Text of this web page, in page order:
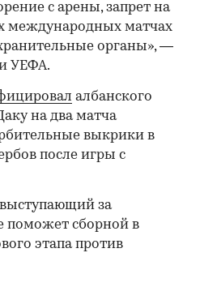
с арены, запрет на
международных матчах
органы», —
УЕФА.
албанского
на два матча
выкрики в
после игры с
за
поможет сборной в
этапа против